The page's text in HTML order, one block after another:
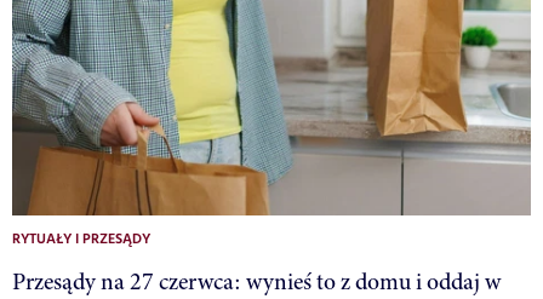
RYTUAŁY I PRZESĄDY
Przesądy na 27 czerwca: wynieś to z domu i oddaj w